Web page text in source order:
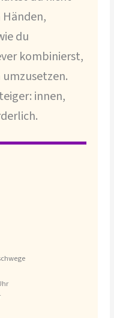
du
kombinierst,
innen,